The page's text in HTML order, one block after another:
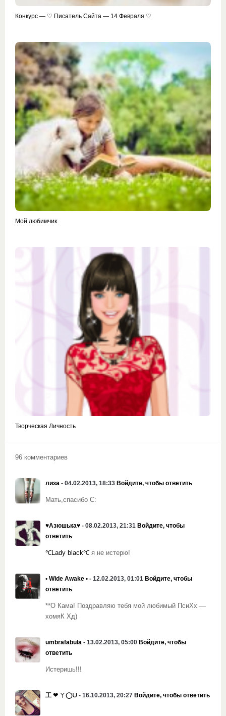
Конкурс — ♡ Писатель Сайта — 14 Февраля ♡
Мой любимчик
Творческая Личность
96 комментариев
лиза - 04.02.2013, 18:33 Войдите, чтобы ответить
Мать,спасибо С:
♥Азюшька♥ - 08.02.2013, 21:31 Войдите, чтобы
ответить
℃Lady black℃ я не истерю!
• Wide Awake • - 12.02.2013, 01:01 Войдите, чтобы
ответить
**О Кама! Поздравляю тебя мой любимый ПсиХх —
хомяК Хд)
umbrafabula - 13.02.2013, 05:00 Войдите, чтобы
ответить
Истеришь!!!
工 ❤ ㄚ◯∪ - 16.10.2013, 20:27 Войдите, чтобы ответить